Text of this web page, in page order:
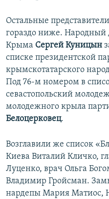
Остальные
гораздо ниже. Народный
Крыма Сергей Куницын
списке президентской
крымскотатарского
Под 76-м номером в
севастопольский
молодежного крыла
Белоцерковец.
Возглавили же список
Киева Виталий Кличко,
Луценко, врач Ольга
Владимир Гройсман.
нардепы Мария Матиос,